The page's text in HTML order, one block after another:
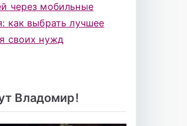
через мобильные
как выбрать лучшее
своих нужд
Владомир!